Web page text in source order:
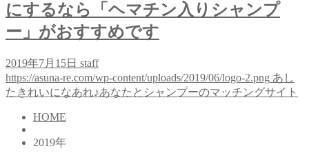
にするなら「ヘマチン入りシャンプ
ー」がおすすめです
2019年7月15日 staff
https://asuna-re.com/wp-content/uploads/2019/06/logo-2.png あし
たきれいになあれ♪あなたとシャンプーのマッチングサイト
HOME
2019年